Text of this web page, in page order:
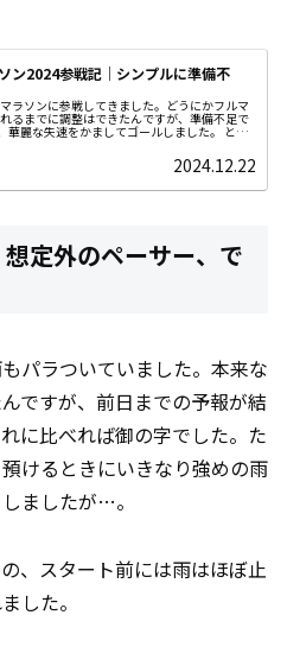
ン2024参戦記｜シンプルに準備不
ラソンに参戦してきました。どうにかフルマ
るまでに調整はできたんですが、準備不足で
華麗な失速をかましてゴールしました。 とい
2024.12.22
定外のペーサー、で
パラついていました。本来な
ですが、前日までの予報が結
に比べれば御の字でした。た
けるときにいきなり強めの雨
ましたが…。
、スタート前には雨はほぼ止
した。